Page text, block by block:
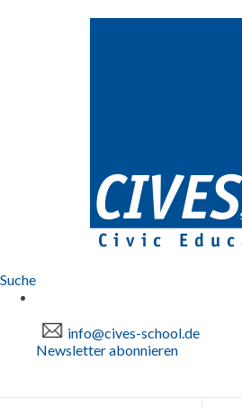
Suche
info@cives-school.de
Newsletter abonnieren